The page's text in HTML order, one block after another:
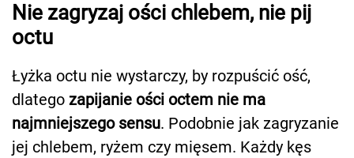
Nie zagryzaj ości chlebem, nie pij
octu
Łyżka octu nie wystarczy, by rozpuścić ość,
dlatego zapijanie ości octem nie ma
najmniejszego sensu. Podobnie jak zagryzanie
jej chlebem, ryżem czy mięsem. Każdy kęs